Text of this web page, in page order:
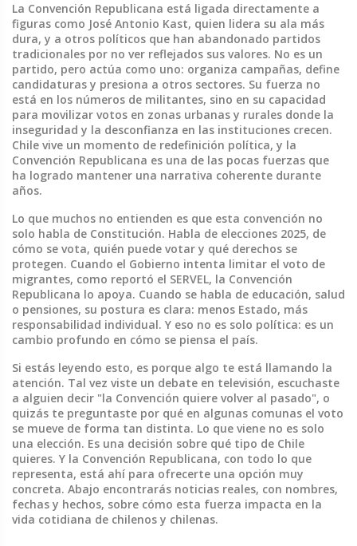
La Convención Republicana está ligada directamente a
figuras como José Antonio Kast, quien lidera su ala más
dura, y a otros políticos que han abandonado partidos
tradicionales por no ver reflejados sus valores. No es un
partido, pero actúa como uno: organiza campañas, define
candidaturas y presiona a otros sectores. Su fuerza no
está en los números de militantes, sino en su capacidad
para movilizar votos en zonas urbanas y rurales donde la
inseguridad y la desconfianza en las instituciones crecen.
Chile vive un momento de redefinición política, y la
Convención Republicana es una de las pocas fuerzas que
ha logrado mantener una narrativa coherente durante
años.
Lo que muchos no entienden es que esta convención no
solo habla de Constitución. Habla de elecciones 2025, de
cómo se vota, quién puede votar y qué derechos se
protegen. Cuando el Gobierno intenta limitar el voto de
migrantes, como reportó el SERVEL, la Convención
Republicana lo apoya. Cuando se habla de educación, salud
o pensiones, su postura es clara: menos Estado, más
responsabilidad individual. Y eso no es solo política: es un
cambio profundo en cómo se piensa el país.
Si estás leyendo esto, es porque algo te está llamando la
atención. Tal vez viste un debate en televisión, escuchaste
a alguien decir "la Convención quiere volver al pasado", o
quizás te preguntaste por qué en algunas comunas el voto
se mueve de forma tan distinta. Lo que viene no es solo
una elección. Es una decisión sobre qué tipo de Chile
quieres. Y la Convención Republicana, con todo lo que
representa, está ahí para ofrecerte una opción muy
concreta. Abajo encontrarás noticias reales, con nombres,
fechas y hechos, sobre cómo esta fuerza impacta en la
vida cotidiana de chilenos y chilenas.